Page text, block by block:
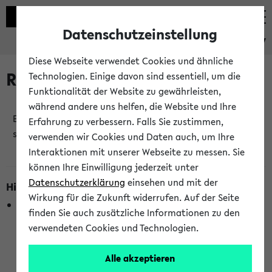
eKVV
Raumänderungen
Es wurden keine Raumänderungen an jetzt
stattfindenden Veranstaltungen gefunden!
Hinweise zur Liste der Raumänderungen
In dieser Liste werden nur Veranstaltungstermine
berücksichtigt, die gerade oder innerhalb der nächsten 2
Stunden stattfinden. Berücksichtigt werden nur Termine,
wurden. Die Anzeige ist semesterübergreifend und nicht
Datenschutzeinstellung
Diese Webseite verwendet Cookies und ähnliche
Technologien. Einige davon sind essentiell, um die
Funktionalität der Website zu gewährleisten,
während andere uns helfen, die Website und Ihre
Erfahrung zu verbessern. Falls Sie zustimmen,
verwenden wir Cookies und Daten auch, um Ihre
Interaktionen mit unserer Webseite zu messen. Sie
können Ihre Einwilligung jederzeit unter
Datenschutzerklärung einsehen und mit der
Wirkung für die Zukunft widerrufen. Auf der Seite
finden Sie auch zusätzliche Informationen zu den
verwendeten Cookies und Technologien.
Alle akzeptieren